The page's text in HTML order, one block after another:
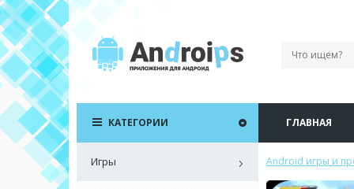
ГЛАВНАЯ
Android игры и
КАТЕГОРИИ
Игры